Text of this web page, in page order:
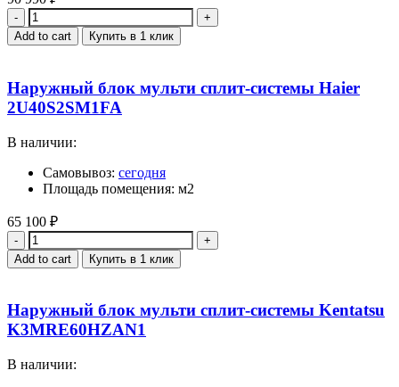
Quantity
Add to cart Купить в 1 клик
Наружный блок мульти сплит-системы Haier
2U40S2SM1FA
В наличии:
Самовывоз: сегодня
Площадь помещения: м2
65 100 ₽
Quantity
Add to cart Купить в 1 клик
Наружный блок мульти сплит-системы Kentatsu
K3MRE60HZAN1
В наличии: